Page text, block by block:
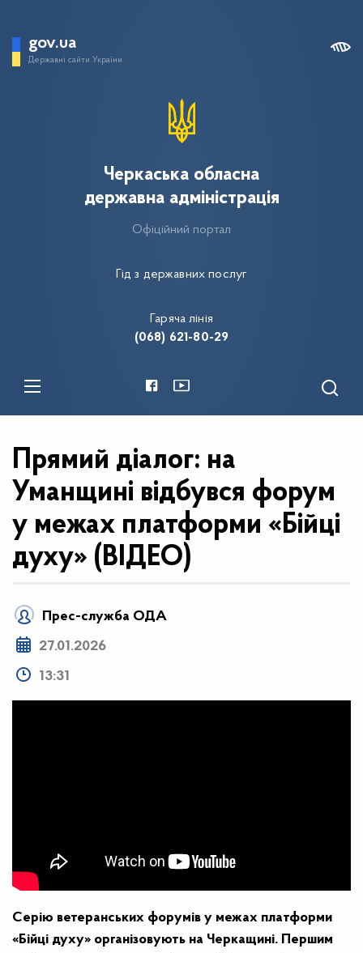
gov.ua
Державні сайти України
Гід з державних послуг
Черкаська обласна
державна адміністрація
Офіційний портал
Гаряча лінія
(068) 621-80-29
Прямий діалог: на
Уманщині відбувся форум
у межах платформи «Бійці
духу» (ВІДЕО)
Прес-служба ОДА
27.01.2026
13:31
Серію ветеранських форумів у межах платформи
«Бійці духу» організовують на Черкащині. Першим